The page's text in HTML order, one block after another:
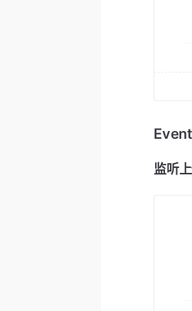
监听